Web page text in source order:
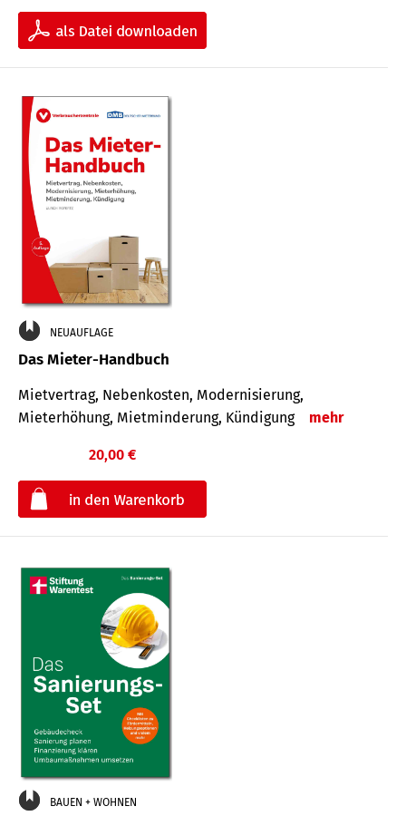
NEUAUFLAGE
Das Mieter-Handbuch
Mietvertrag, Nebenkosten, Modernisierung,
Mieterhöhung, Mietminderung, Kündigung
mehr
20,00 €
BAUEN + WOHNEN